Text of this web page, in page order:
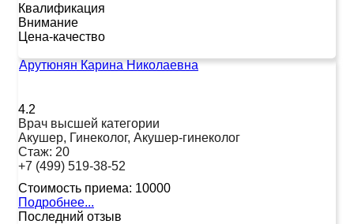
Квалификация
Внимание
Цена-качество
Арутюнян Карина Николаевна
4.2
Врач высшей категории
Акушер, Гинеколог, Акушер-гинеколог
Стаж: 20
+7 (499) 519-38-52
Стоимость приема: 10000
Подробнее...
Последний отзыв